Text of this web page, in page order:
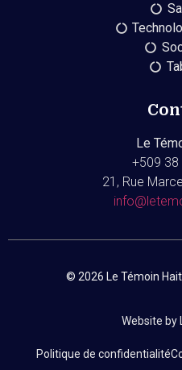
Le
+509 38
21, Rue
© 2026 Le Témoin
Website by
Politique de confidentialité